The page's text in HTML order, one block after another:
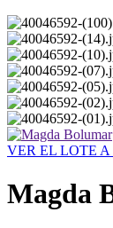
VER EL LOTE
Magda